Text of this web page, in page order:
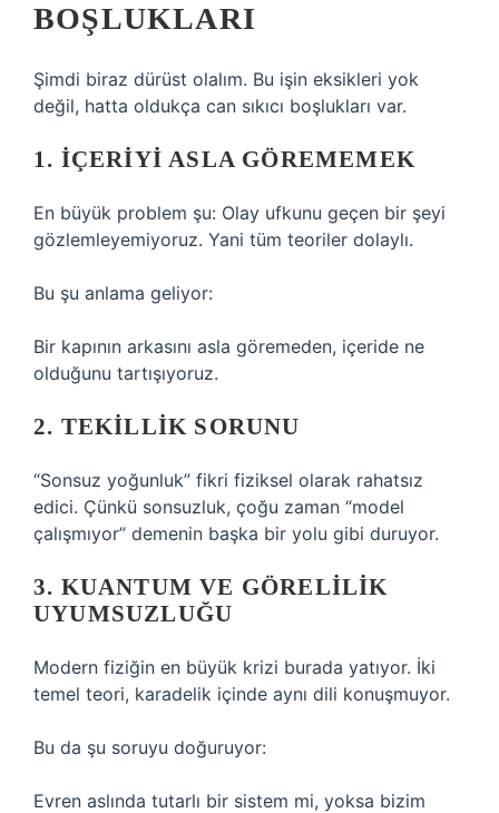
BOŞLUKLARI
Şimdi biraz dürüst olalım. Bu işin eksikleri yok
değil, hatta oldukça can sıkıcı boşlukları var.
1. İÇERIYI ASLA GÖREMEMEK
En büyük problem şu: Olay ufkunu geçen bir şeyi
gözlemleyemiyoruz. Yani tüm teoriler dolaylı.
Bu şu anlama geliyor:
Bir kapının arkasını asla göremeden, içeride ne
olduğunu tartışıyoruz.
2. TEKILLIK SORUNU
“Sonsuz yoğunluk” fikri fiziksel olarak rahatsız
edici. Çünkü sonsuzluk, çoğu zaman “model
çalışmıyor” demenin başka bir yolu gibi duruyor.
3. KUANTUM VE GÖRELILIK
UYUMSUZLUĞU
Modern fiziğin en büyük krizi burada yatıyor. İki
temel teori, karadelik içinde aynı dili konuşmuyor.
Bu da şu soruyu doğuruyor:
Evren aslında tutarlı bir sistem mi, yoksa bizim